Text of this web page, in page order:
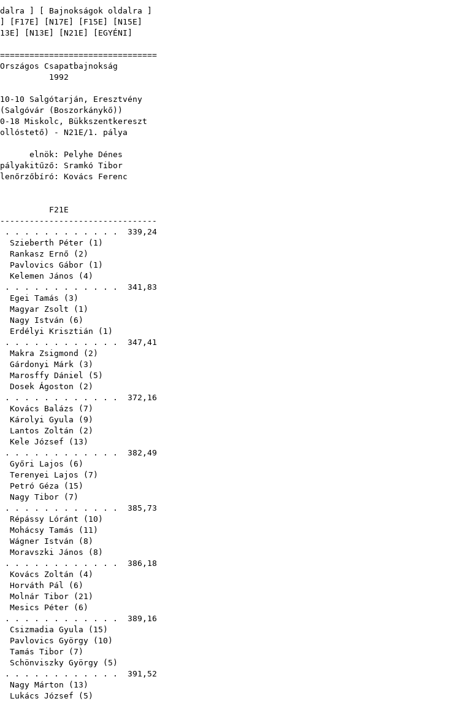
Bajnokságok oldalra
F17E N17E F15E N15E
N13E N21E EGYÉNI
Csapatbajnokság
10 Salgótarján, Eresztvény
(Boszorkánykő))
18 Miskolc, Bükkszentkereszt
- N21E/1. pálya
Pelyhe Dénes
Sramkó Tibor
Kovács Ferenc
F21E
. . . . . . . . . . . . 339,24
Szieberth Péter ( 1 )
Rankasz Ernő ( 2 )
Pavlovics Gábor ( 1 )
Kelemen János ( 4)
. . . . . . . . . . . . 341,83
Egei Tamás ( 3 )
Magyar Zsolt ( 1 )
Nagy István ( 6 )
Erdélyi Krisztián ( 1 )
. . . . . . . . . . . . 347,41
Makra Zsigmond
( 2 )
Gárdonyi Márk ( 3 )
Marosffy Dániel ( 5 )
Dosek Ágoston ( 2 )
. . . . . . . . . . . . 372,16
Kovács Balázs ( 7 )
Károlyi Gyula ( 9 )
Lantos Zoltán ( 2 )
Kele József ( 13 )
. . . . . . . . . . . . 382,49
Győri Lajos ( 6 )
Terenyei Lajos ( 7 )
Petró Géza ( 15 )
Nagy Tibor ( 7 )
. . . . . . . . . . . . 385,73
Répássy Lóránt ( 10 )
Mohácsy Tamás ( 11 )
Wágner István ( 8 )
Moravszki János ( 8 )
. . . . . . . . . . . . 386,18
Kovács Zoltán ( 4)
Horváth Pál ( 6 )
Molnár Tibor ( 21 )
Mesics Péter ( 6 )
. . . . . . . . . . . . 389,16
Csizmadia Gyula ( 15 )
Pavlovics György ( 10 )
Tamás Tibor ( 7 )
Schönviszky György ( 5 )
. . . . . . . . . . . . 391,52
Nagy Márton ( 13 )
Lukács József ( 5 )